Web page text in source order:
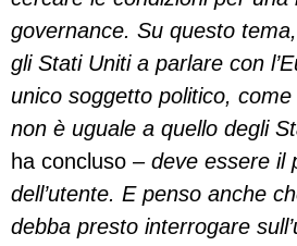
governance. Su questo
gli Stati Uniti a parlare con
unico soggetto politico,
non è uguale a quello degli
ha concluso – deve essere il
dell’utente. E penso anche
debba presto interrogare